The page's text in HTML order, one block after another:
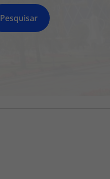
facilidade na marcação das suas
dispor o nosso call center a
10:00 às 20:00 e Sábado das 10:00
Pesquisar